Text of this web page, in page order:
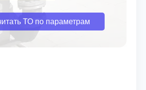
ТО по параметрам